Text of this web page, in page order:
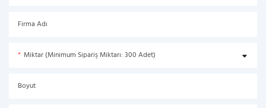
Firma Adı
Miktar (Minimum Sipariş Miktarı: 300 Adet)
Boyut